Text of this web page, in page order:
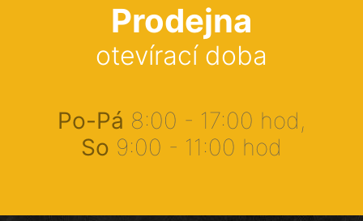
Prodejna
otevírací doba
Po-Pá 8:00 - 17:00 hod,
So 9:00 - 11:00 hod